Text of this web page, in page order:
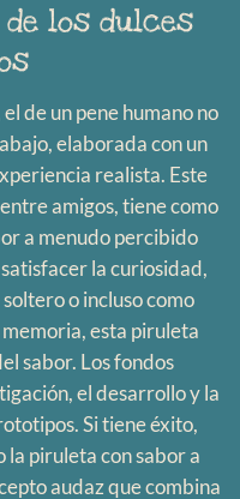
los dulces
de un pene humano no
elaborada con un
realista. Este
amigos, tiene como
a menudo percibido
la curiosidad,
o incluso como
esta piruleta
sabor. Los fondos
el desarrollo y la
Si tiene éxito,
piruleta con sabor a
audaz que combina